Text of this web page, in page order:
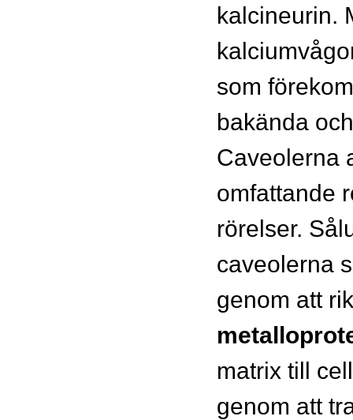
kalcineurin.
som
bakända
Caveolerna
omfattande
rörelser.
caveolerna
genom att
matrix till
genom att